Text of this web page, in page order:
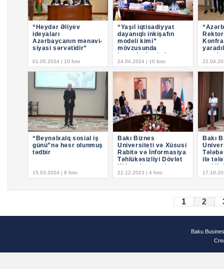
“Heydər Əliyev
ideyaları
Azərbaycanın mənəvi-
siyasi sərvətidir”
01.05.2024 | 10 foto
“Yaşıl iqtisadiyyat
dayanıqlı inkişafın
modeli kimi”
mövzusunda
beynəlxalq elmi-
praktiki konfrans
24.04.2024 | 10 foto
“Beynəlxalq sosial iş
günü”nə həsr olunmuş
tədbir
15.03.2024 | 8 foto
Bakı Biznes
Universiteti və Xüsusi
Rabitə və İnformasiya
Təhlükəsizliyi Dövlət
Xidməti arasında
əməkdaşlıq haqqında
22.12.2023 | 4 foto
Bakı
ilə
1 2
Baku